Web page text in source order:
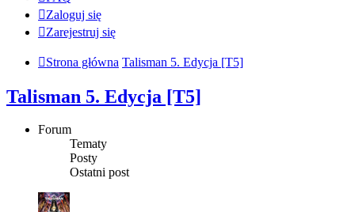
Zaloguj się
Zarejestruj się
Strona główna Talisman 5. Edycja [T5]
Talisman 5. Edycja [T5]
Forum
Tematy
Posty
Ostatni post